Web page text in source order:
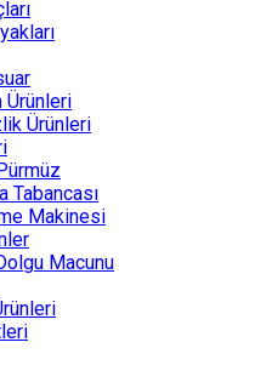
Ürünleri
Ürünleri
Tabancası
Makinesi
Macunu